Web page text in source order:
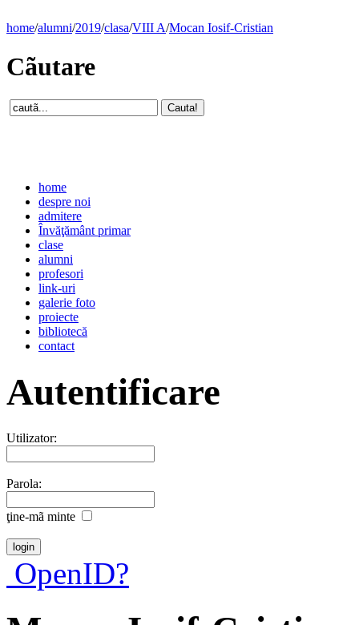
home/alumni/2019/clasa/VIII A/Mocan Iosif-Cristian
Cãutare
home
despre noi
admitere
Învăţământ primar
clase
alumni
profesori
link-uri
galerie foto
proiecte
bibliotecă
contact
Autentificare
Utilizator:
Parola:
ţine-mã minte
OpenID?